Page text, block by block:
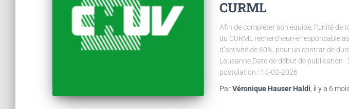
CURML
Afin de compléter son équipe, l’Unité de
du CURML rechercheun-e responsable
d’activité de 60%, pour un contrat de
Lausanne.Date de début de publication
postulation : 15-02-2026
ParVéronique Hauser Haldi , il y a 6